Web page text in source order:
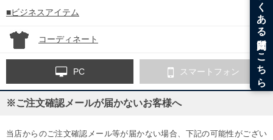
■ビジネスアイテム
コーディネート
PC スマートフォン
※ご注文確認メールが届かないお客様へ
当店からのご注文確認メール等が届かない場合、下記の可能性がござい